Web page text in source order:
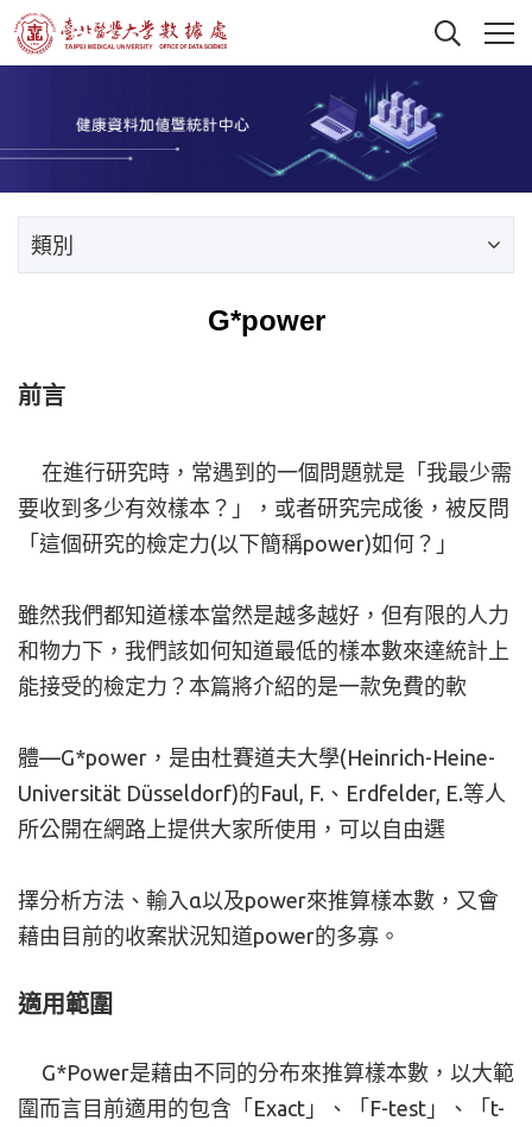
類別
G*power
前言
在進行研究時，常遇到的一個問題就是「我最少需
要收到多少有效樣本？」，或者研究完成後，被反問
「這個研究的檢定力(以下簡稱power)如何？」
雖然我們都知道樣本當然是越多越好，但有限的人力
和物力下，我們該如何知道最低的樣本數來達統計上
能接受的檢定力？本篇將介紹的是一款免費的軟
體—G*power，是由杜賽道夫大學(Heinrich-Heine-
Universität Düsseldorf)的Faul, F.、Erdfelder, E.等人
所公開在網路上提供大家所使用，可以自由選
擇分析方法、輸入α以及power來推算樣本數，又會
藉由目前的收案狀況知道power的多寡。
適用範圍
G*Power是藉由不同的分布來推算樣本數，以大範
圍而言目前適用的包含「Exact」、「F-test」、「t-